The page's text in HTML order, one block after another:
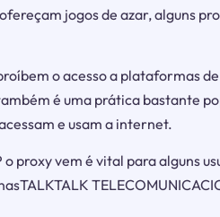
jogos de azar, alguns
o acesso a plataformas
é uma prática bastante
e usam a internet.
proxy vem é vital para alguns